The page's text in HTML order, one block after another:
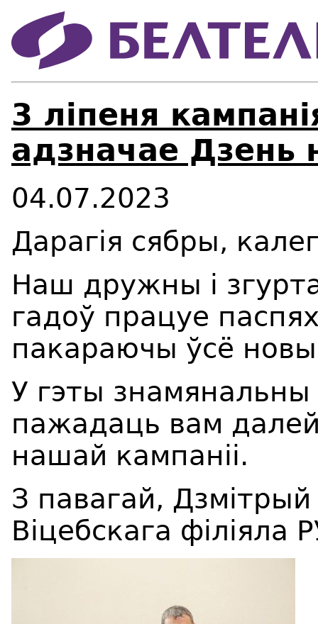
3 ліпеня
адзначае Дзень
04.07.2023
Дарагія сябры,
Наш дружны і
гадоў працуе
пакараючы ўсё
У гэты
пажадаць вам
нашай кампаніі.
З павагай,
Віцебскага філіяла